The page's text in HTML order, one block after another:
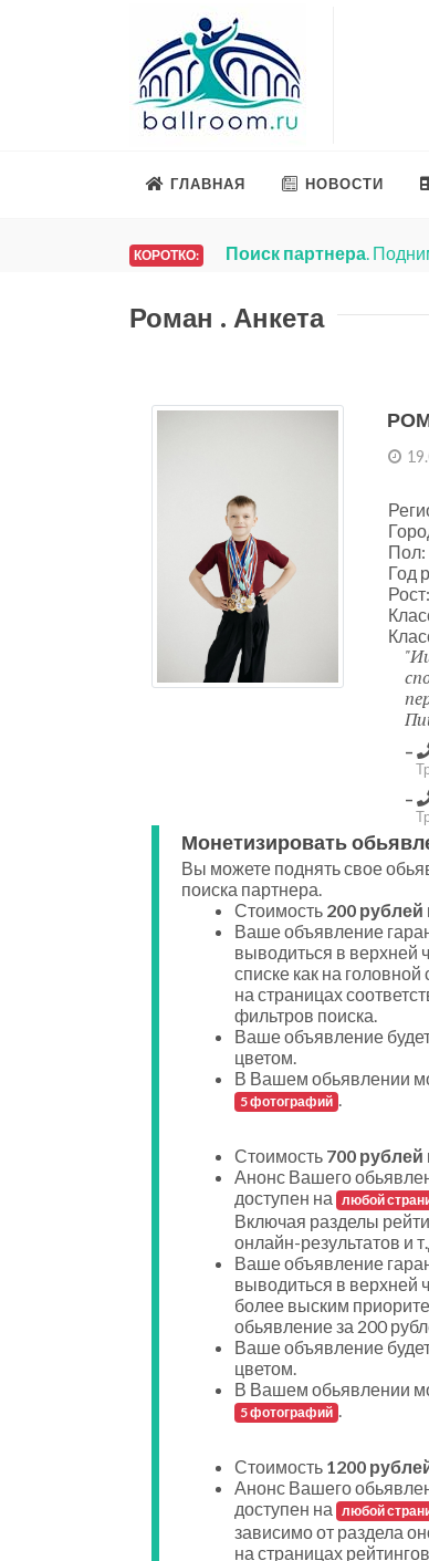
ГЛАВНАЯ НОВОСТИ
КОРОТКО: Поиск партнера.
Роман . Анкета
Пол:
Год
Рост:
Монетизировать
Вы можете поднять свое
поиска партнера.
Стоимость 200
Ваше объявление
выводиться в верхней
списке как на головной
на страницах
фильтров поиска.
Ваше объявление
цветом.
В Вашем обьявлении
5 фотографий .
Стоимость 700
Анонс Вашего
доступен на любой
Включая разделы
онлайн-результатов и
Ваше объявление
выводиться в верхней
более выским
обьявление за 200
Ваше объявление
цветом.
В Вашем обьявлении
5 фотографий .
Стоимость 1200
Анонс Вашего
доступен на любой
зависимо от раздела
на страницах